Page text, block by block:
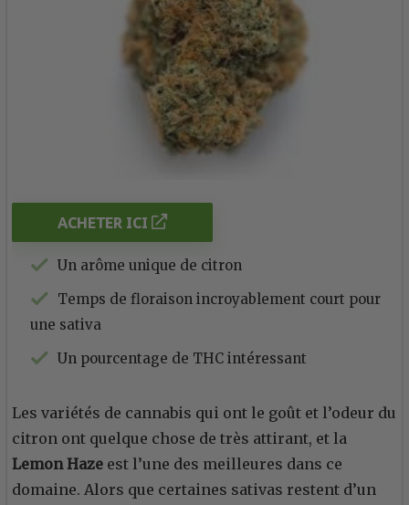
ACHETER ICI
Un arôme unique de citron
Temps de floraison incroyablement court pour
une sativa
Un pourcentage de THC intéressant
Les variétés de cannabis qui ont le goût et l’odeur du
citron ont quelque chose de très attirant, et la
Lemon Haze est l’une des meilleures dans ce
domaine. Alors que certaines sativas restent d’un